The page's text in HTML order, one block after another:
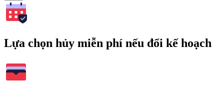
Lựa chọn hủy miễn phí nếu đổi kế hoạch